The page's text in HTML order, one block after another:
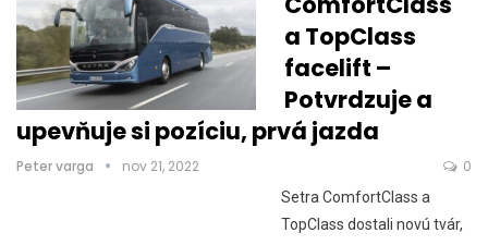
a TopClass
facelift –
Potvrdzuje a
upevňuje si pozíciu, prvá jazda
Peter varga nov 21, 2022 0
Setra ComfortClass a
TopClass dostali novú tvár,